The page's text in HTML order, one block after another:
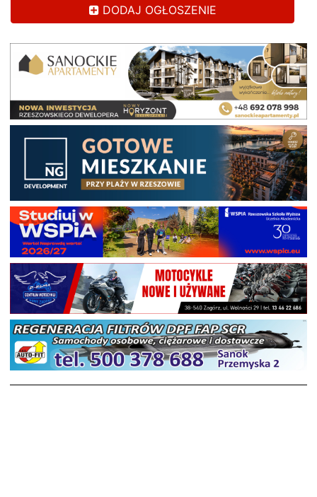
DODAJ OGŁOSZENIE